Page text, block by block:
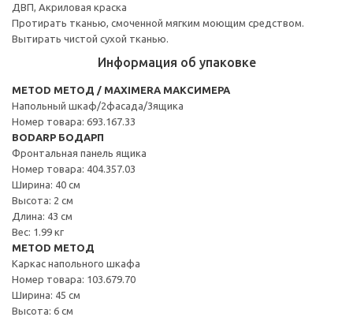
ДВП, Акриловая краска
Протирать тканью, смоченной мягким моющим средством.
Вытирать чистой сухой тканью.
Информация об упаковке
METOD МЕТОД / MAXIMERA МАКСИМЕРА
Напольный шкаф/2фасада/3ящика
Номер товара: 693.167.33
BODARP БОДАРП
Фронтальная панель ящика
Номер товара: 404.357.03
Ширина: 40 см
Высота: 2 см
Длина: 43 см
Вес: 1.99 кг
METOD МЕТОД
Каркас напольного шкафа
Номер товара: 103.679.70
Ширина: 45 см
Высота: 6 см